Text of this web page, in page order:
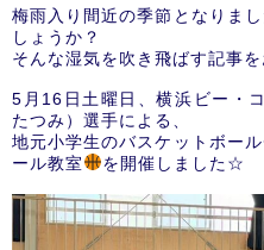
梅雨入り間近の季節となりま
しょうか？
そんな湿気を吹き飛ばす記事
5月16日土曜日、横浜ビー・
たつみ）選手による、
地元小学生のバスケットボー
ール教室
を開催しました☆